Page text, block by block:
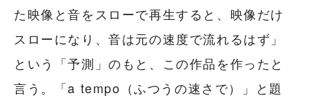
た映像と音をスローで再生すると、映像だけ
スローになり、音は元の速度で流れるはず」
という「予測」のもと、この作品を作ったと
言う。「a tempo（ふつうの速さで）」と題